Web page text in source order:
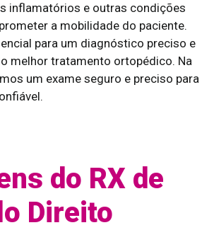
inflamatórios e outras condições
a mobilidade do paciente.
para um diagnóstico preciso e
melhor tratamento ortopédico. Na
um exame seguro e preciso para
do RX de
Direito